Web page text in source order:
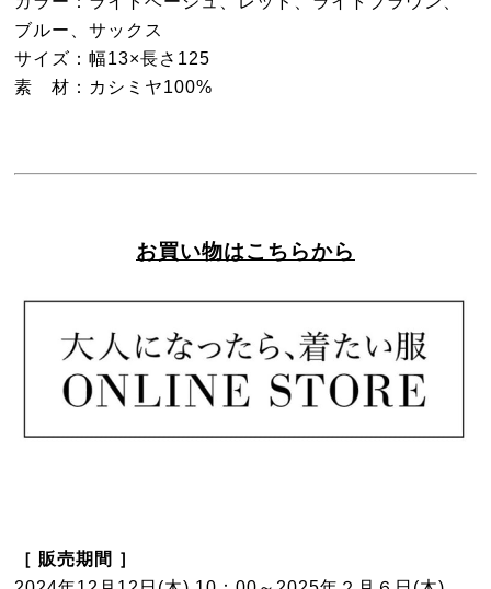
ブルー、サックス
サイズ：幅13×長さ125
素 材：カシミヤ100%
お買い物はこちらから
［ 販売期間 ］